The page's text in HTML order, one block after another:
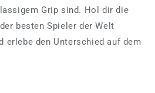
Grip sind. Hol dir die
besten Spieler der Welt
erlebe den Unterschied auf dem